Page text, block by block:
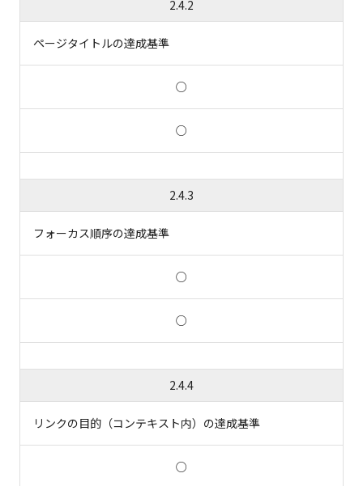
2.4.2
ページタイトルの達成基準
○
○
2.4.3
フォーカス順序の達成基準
○
○
2.4.4
リンクの目的（コンテキスト内）の達成基準
○